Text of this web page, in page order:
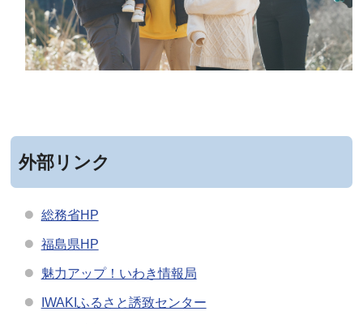
外部リンク
総務省HP
福島県HP
魅力アップ！いわき情報局
IWAKIふるさと誘致センター